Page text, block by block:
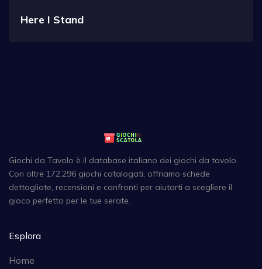
Here I Stand
Giochi da Tavolo è il database italiano dei giochi da tavolo.
Con oltre 172,296 giochi catalogati, offriamo schede
dettagliate, recensioni e confronti per aiutarti a scegliere il
gioco perfetto per le tue serate.
Esplora
Home